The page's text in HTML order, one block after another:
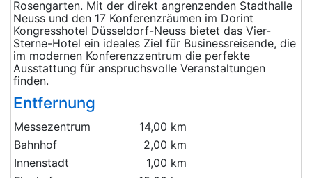
Rosengarten. Mit der direkt angrenzenden Stadthalle
Neuss und den 17 Konferenzräumen im Dorint
Kongresshotel Düsseldorf-Neuss bietet das Vier-
Sterne-Hotel ein ideales Ziel für Businessreisende, die
im modernen Konferenzzentrum die perfekte
Ausstattung für anspruchsvolle Veranstaltungen
finden.
Entfernung
Messezentrum
14,00 km
Bahnhof
2,00 km
Innenstadt
1,00 km